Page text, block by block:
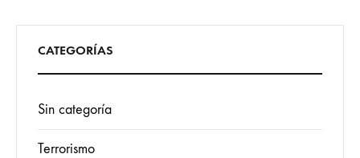
CATEGORÍAS
Sin categoría
Terrorismo